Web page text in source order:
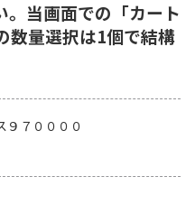
。当画面での「カート
数量選択は1個で結構
９７００００